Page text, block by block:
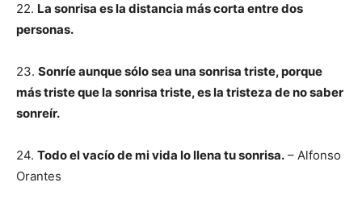
22. La sonrisa es la distancia más corta entre dos
personas.
23. Sonríe aunque sólo sea una sonrisa triste, porque
más triste que la sonrisa triste, es la tristeza de no saber
sonreír.
24. Todo el vacío de mi vida lo llena tu sonrisa. – Alfonso
Orantes